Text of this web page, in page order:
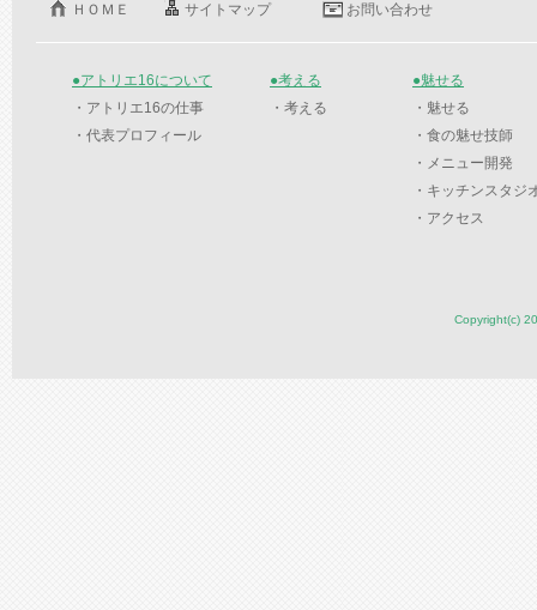
ＨＯＭＥ サイトマップ お問い合わせ
●アトリエ16について
・アトリエ16の仕事
・代表プロフィール
●考える
・考える
●魅せる
・魅せる
・食の魅せ技師
・メニュー開発
・キッチンスタジ
・アクセス
Copyright(c)